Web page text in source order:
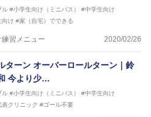
ル #小学生向け（ミニバス）
#中学生向け
向け #家（自宅）でできる
練習メニュー 2020/02/26
ターン オーバーロールターン｜鈴
今より少…
ル #小学生向け（ミニバス）
#中学生向け
クリニック #ゴール不要